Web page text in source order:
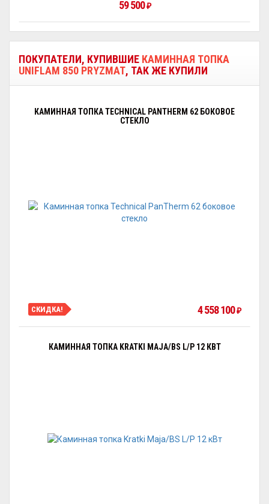
59 500 ₽
ПОКУПАТЕЛИ, КУПИВШИЕ КАМИННАЯ ТОПКА
UNIFLAM 850 PRYZMAT, ТАК ЖЕ КУПИЛИ
КАМИННАЯ ТОПКА TECHNICAL PANTHERM 62 БОКОВОЕ
СТЕКЛО
СКИДКА! 4 558 100 ₽
КАМИННАЯ ТОПКА KRATKI MAJA/BS L/P 12 КВТ